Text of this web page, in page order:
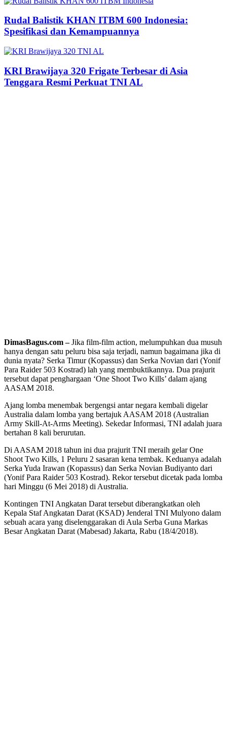
Rudal Balistik KHAN ITBM 600 Indonesia:
Spesifikasi dan Kemampuannya
KRI Brawijaya 320 Frigate Terbesar di Asia
Tenggara Resmi Perkuat TNI AL
DimasBagus.com –Jika film-film action, melumpuhkan dua musuh
hanya dengan satu peluru bisa saja terjadi, namun bagaimana jika di
dunia nyata? Serka Timur (Kopassus) dan Serka Novian dari (Yonif
Para Raider 503 Kostrad) lah yang membuktikannya. Dua prajurit
tersebut dapat penghargaan ‘One Shoot Two Kills’ dalam ajang
AASAM 2018.
Ajang lomba menembak bergengsi antar negara kembali digelar
Australia dalam lomba yang bertajuk AASAM 2018 (Australian
Army Skill-At-Arms Meeting). Sekedar Informasi, TNI adalah juara
bertahan 8 kali berurutan.
Di AASAM 2018 tahun ini dua prajurit TNI meraih gelar One
Shoot Two Kills, 1 Peluru 2 sasaran kena tembak. Keduanya adalah
Serka Yuda Irawan (Kopassus) dan Serka Novian Budiyanto dari
(Yonif Para Raider 503 Kostrad). Rekor tersebut dicetak pada lomba
hari Minggu (6 Mei 2018) di Australia.
Kontingen TNI Angkatan Darat tersebut diberangkatkan oleh
Kepala Staf Angkatan Darat (KSAD) Jenderal TNI Mulyono dalam
sebuah acara yang diselenggarakan di Aula Serba Guna Markas
Besar Angkatan Darat (Mabesad) Jakarta, Rabu (18/4/2018).